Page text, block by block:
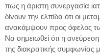
πως η άριστη συνεργασία
δίνουν την ελπίδα ότι οι
ανακάμψουν προς όφελος
Να σημειωθεί ότι η
της διακρατικής